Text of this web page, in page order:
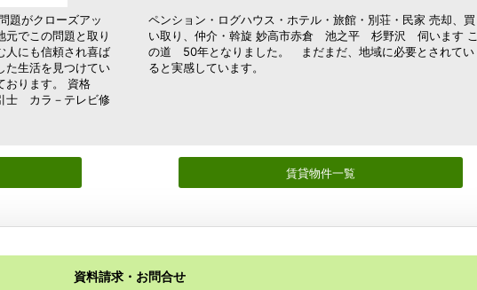
題がクローズアッ
元でこの問題と取り
にも信頼され喜ば
た生活を見つけてい
おります。 資格
士 カラ－テレビ修
ペンション・ログハウス・ホテル・旅館・別荘・民家 売却、買
い取り、仲介・斡旋 妙高市赤倉 池之平 杉野沢 伺います こ
の道 50年となりました。 まだまだ、地域に必要とされてい
ると実感しています。
賃貸物件一覧
資料請求・お問合せ